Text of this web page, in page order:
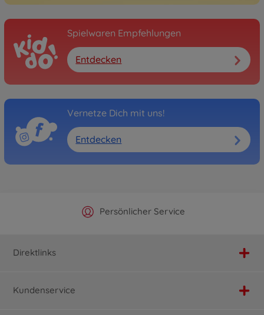
Spielwaren Empfehlungen
Entdecken
Vernetze Dich mit uns!
Entdecken
Offizieller Hersteller Shop
Persönlicher Service
Versandkostenfrei ab 25€
Schnelle Lieferung
Direktlinks
Kundenservice